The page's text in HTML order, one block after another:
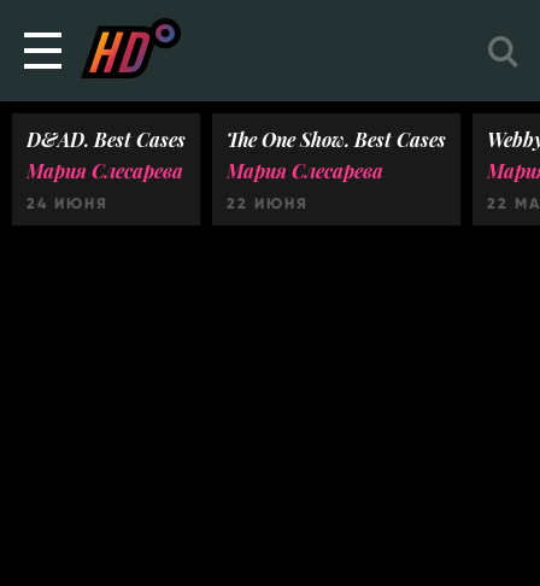
D&AD. Best Cases
Мария Слесарева
24 ИЮНЯ
The One Show. Best Cases
Мария Слесарева
22 ИЮНЯ 22